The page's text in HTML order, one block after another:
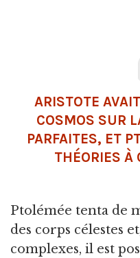
ARISTOTE
COSMOS SUR
PARFAITES, ET
THÉORIES À
Ptolémée tenta de
des corps célestes
complexes, il est